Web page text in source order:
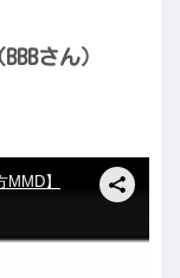
さん）